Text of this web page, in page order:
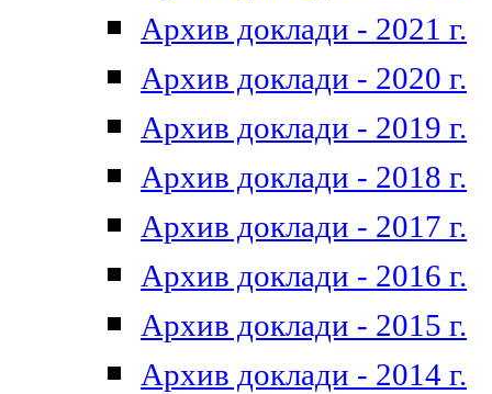
Архив доклади - 2021 г.
Архив доклади - 2020 г.
Архив доклади - 2019 г.
Архив доклади - 2018 г.
Архив доклади - 2017 г.
Архив доклади - 2016 г.
Архив доклади - 2015 г.
Архив доклади - 2014 г.